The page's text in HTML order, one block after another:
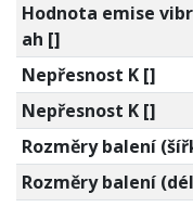
Hodnota emise
ah []
Nepřesnost K []
Nepřesnost K []
Rozměry balení
Rozměry balení